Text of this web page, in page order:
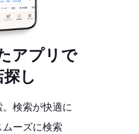
アプリで
し
検索が快適に
ーズに検索